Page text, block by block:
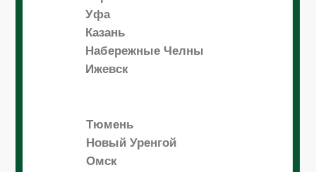
Уфа
Казань
Набережные Челны
Ижевск
Тюмень
Новый Уренгой
Омск